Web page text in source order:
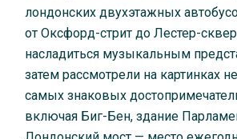
лондонских двухэтажных
от Оксфорд-стрит до Лестер-
насладиться музыкальным
затем рассмотрели на картинках
самых знаковых
включая Биг-Бен, здание